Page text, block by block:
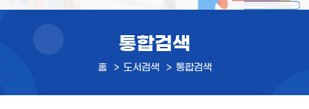
통합검색
홈 도서검색 통합검색